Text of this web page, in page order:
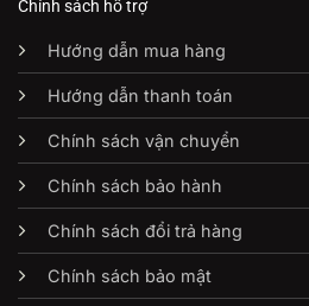
Chính sách hỗ trợ
Hướng dẫn mua hàng
Hướng dẫn thanh toán
Chính sách vận chuyển
Chính sách bảo hành
Chính sách đổi trả hàng
Chính sách bảo mật